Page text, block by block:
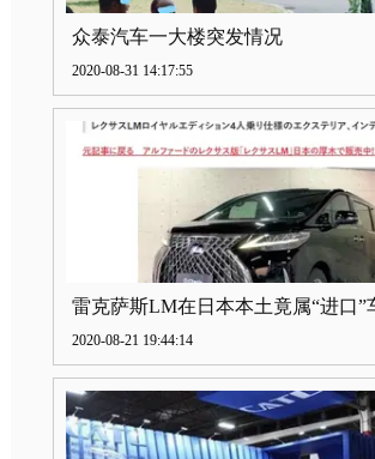
众泰汽车一大楼突发情况
2020-08-31 14:17:55
2020-08-21 19:44:14